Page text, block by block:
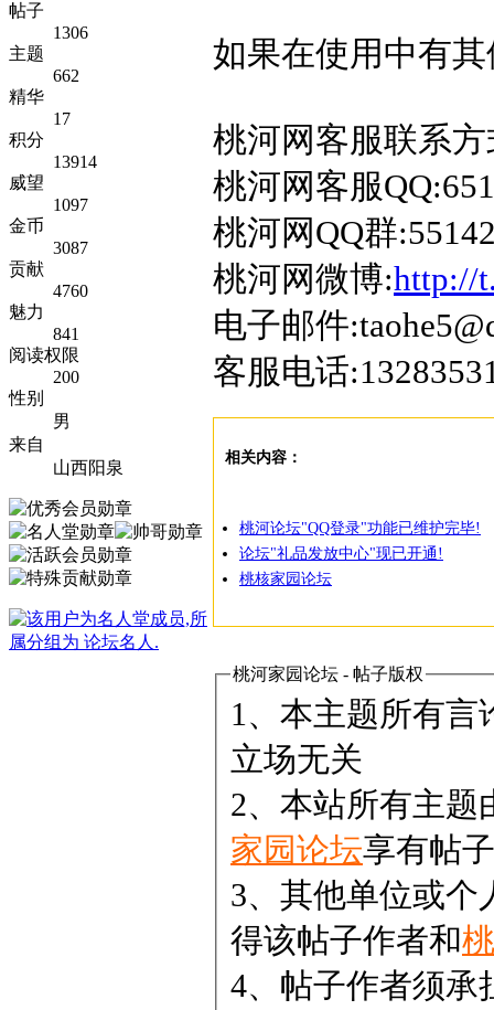
帖子
1306
主题
662
精华
17
积分
13914
威望
1097
金币
3087
贡献
4760
魅力
841
阅读权限
200
性别
男
来自
山西阳泉
如果在使用中有
桃河网客服联系
桃河网客服
桃河网QQ群
桃河网微博:http://
电子邮件
客服电话
相关内容：
桃河论坛"QQ登录"功能已维护完毕!
论坛"礼品发放中心"现已开通!
桃核家园论坛
桃河家园论坛 - 帖子版权
1、本主题所有言
立场无关
2、本站所有主题
家园论坛享有帖
3、其他单位或个
得该帖子作者和
4、帖子作者须承